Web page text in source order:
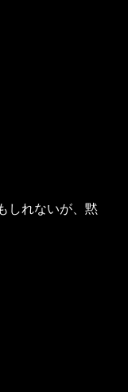
しれないが、黙